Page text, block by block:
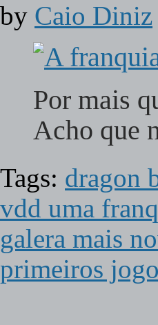
by Caio Diniz
Por mais
Acho que
Tags: dragon
vdd uma
galera mais
primeiros